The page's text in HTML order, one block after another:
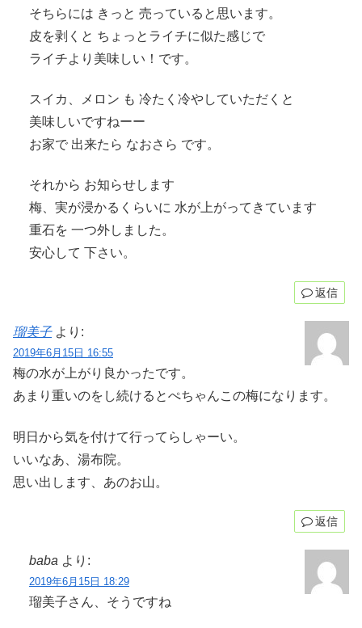
そちらには きっと 売っていると思います。
皮を剥くと ちょっとライチに似た感じで
ライチより美味しい！です。
スイカ、メロン も 冷たく冷やしていただくと
美味しいですねーー
お家で 出来たら なおさら です。
それから お知らせします
梅、実が浸かるくらいに 水が上がってきています
重石を 一つ外しました。
安心して 下さい。
返信
瑠美子 より:
2019年6月15日 16:55
梅の水が上がり良かったです。
あまり重いのをし続けるとぺちゃんこの梅になります。
明日から気を付けて行ってらしゃーい。
いいなあ、湯布院。
思い出します、あのお山。
返信
baba より:
2019年6月15日 18:29
瑠美子さん、そうですね